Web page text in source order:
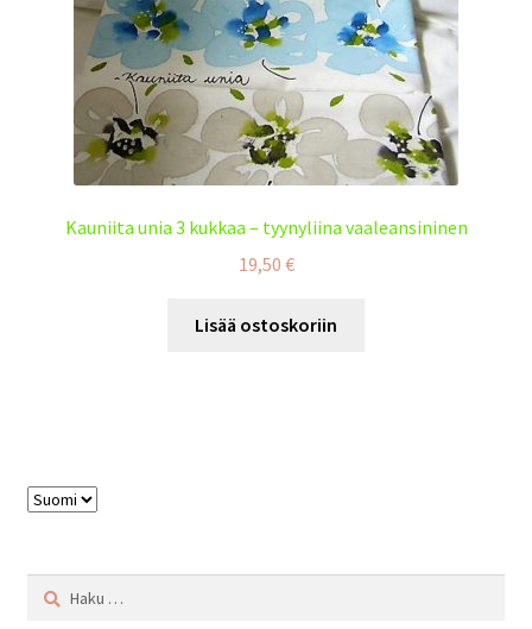
Kauniita unia 3 kukkaa – tyynyliina vaaleansininen
19,50 €
Lisää ostoskoriin
Valitse
Haku: